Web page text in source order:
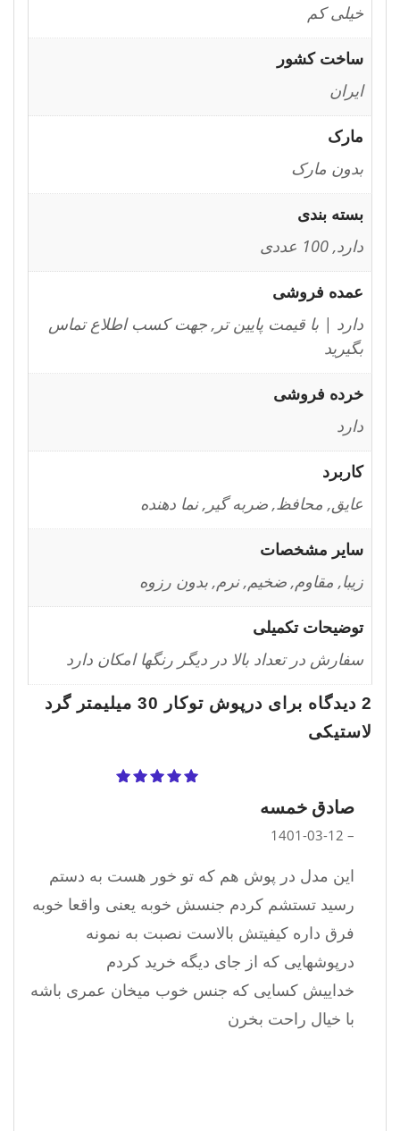
خیلی کم
ساخت کشور
ایران
مارک
بدون مارک
بسته بندی
دارد, 100 عددی
عمده فروشی
دارد | با قیمت پایین تر, جهت کسب اطلاع تماس
بگیرید
خرده فروشی
دارد
کاربرد
عایق, محافظ, ضربه گیر, نما دهنده
سایر مشخصات
زیبا, مقاوم, ضخیم, نرم, بدون رزوه
توضیحات تکمیلی
سفارش در تعداد بالا در دیگر رنگها امکان دارد
2 دیدگاه برای
درپوش توکار 30 میلیمتر گرد
لاستیکی
صادق خمسه
–
1401-03-12
این مدل در پوش هم که تو خور هست به دستم
رسید تستشم کردم جنسش خوبه یعنی واقعا خوبه
فرق داره کیفیتش بالاست نصبت به نمونه
درپوشهایی که از جای دیگه خرید کردم
خداییش کسایی که جنس خوب میخان عمری باشه
با خیال راحت بخرن